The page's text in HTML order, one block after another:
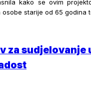
kako se ovim
starije od 65 godina
za sudjelovanje